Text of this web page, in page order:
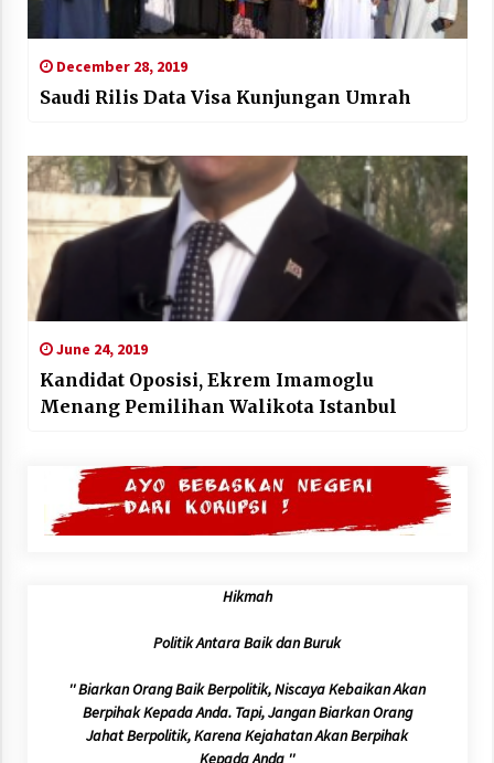
December 28, 2019
Saudi Rilis Data Visa Kunjungan Umrah
June 24, 2019
Kandidat Oposisi, Ekrem Imamoglu
Menang Pemilihan Walikota Istanbul
Hikmah
Politik Antara Baik dan Buruk
'' Biarkan Orang Baik Berpolitik, Niscaya Kebaikan Akan
Berpihak Kepada Anda. Tapi, Jangan Biarkan Orang
Jahat Berpolitik, Karena Kejahatan Akan Berpihak
Kepada Anda ''